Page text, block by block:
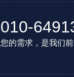
010-
您的需求，是我们